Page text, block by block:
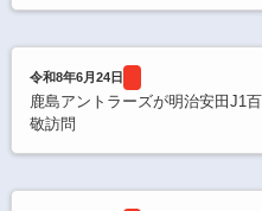
令和8年6月24日
鹿島アントラーズが明治安田J1
敬訪問